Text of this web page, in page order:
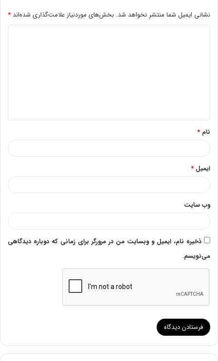
نشانی ایمیل شما منتشر نخواهد شد. بخش‌های موردنیاز علامت‌گذاری شده‌اند *
*
نام *
ایمیل *
وب‌ سایت
ذخیره نام، ایمیل و وبسایت من در مرورگر برای زمانی که دوباره دیدگاهی
می‌نویسم.